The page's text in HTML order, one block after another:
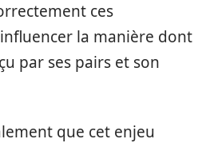
ces
la manière dont
par ses pairs et son
que cet enjeu